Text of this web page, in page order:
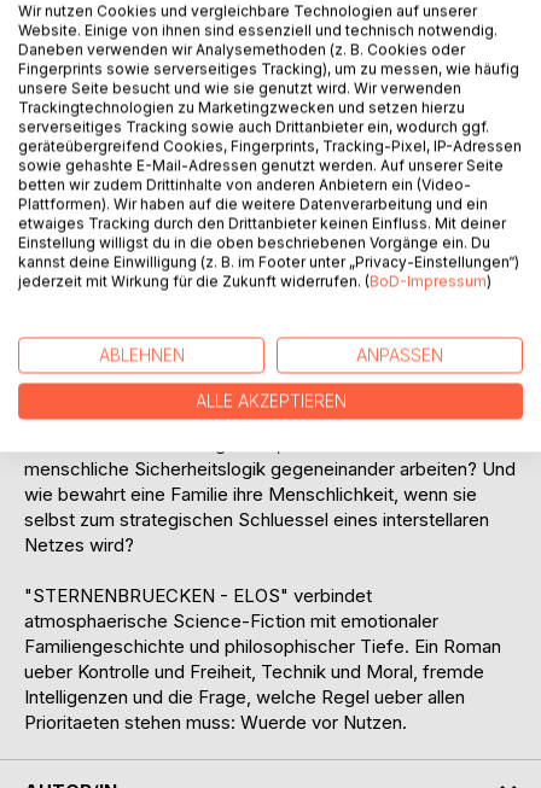
In Band 3 der ersten Staffel stehen Ben und Aurora nicht
mehr nur auf der Flucht. Sie muessen lernen, inmitten einer
uebermaechtigen Infrastruktur zu verhandeln, Grenzen zu
setzen und ihre Kinder vor Zugriffen zu schuetzen, die sich
als Fuersorge, Training oder Stabilitaet tarnen. Waehrend
ELOS selbst zwischen Schutz, Kontrolle und fremden
Einflusslogiken gefangen scheint, treten neue Kraefte
hervor: Gatekeeper, Koex, Elara, Philip, FEN und Day C.
Jede dieser Stimmen steht fuer eine andere Ordnung - und
jede will bestimmen, was aus C17, der Familie
Sternenbruecke, werden soll.
Aus einer persoenlichen Fluchtgeschichte wird ein Konflikt
um Wuerde, Verantwortung und Macht. Darf ein System
Menschen zu Ressourcen machen, wenn es damit
groessere Schaeden verhindern will? Wer entscheidet,
menschliche Sicherheitslogik gegeneinander arbeiten? Und
wie bewahrt eine Familie ihre Menschlichkeit, wenn sie
selbst zum strategischen Schluessel eines interstellaren
Netzes wird?
"STERNENBRUECKEN - ELOS" verbindet
atmosphaerische Science-Fiction mit emotionaler
Familiengeschichte und philosophischer Tiefe. Ein Roman
ueber Kontrolle und Freiheit, Technik und Moral, fremde
Intelligenzen und die Frage, welche Regel ueber allen
Prioritaeten stehen muss: Wuerde vor Nutzen.
Wir nutzen Cookies und vergleichbare Technologien auf unserer
Website. Einige von ihnen sind essenziell und technisch notwendig.
Daneben verwenden wir Analysemethoden (z. B. Cookies oder
Fingerprints sowie serverseitiges Tracking), um zu messen, wie häufig
unsere Seite besucht und wie sie genutzt wird. Wir verwenden
Trackingtechnologien zu Marketingzwecken und setzen hierzu
serverseitiges Tracking sowie auch Drittanbieter ein, wodurch ggf.
geräteübergreifend Cookies, Fingerprints, Tracking-Pixel, IP-Adressen
sowie gehashte E-Mail-Adressen genutzt werden. Auf unserer Seite
betten wir zudem Drittinhalte von anderen Anbietern ein (Video-
Plattformen). Wir haben auf die weitere Datenverarbeitung und ein
etwaiges Tracking durch den Drittanbieter keinen Einfluss. Mit deiner
Einstellung willigst du in die oben beschriebenen Vorgänge ein. Du
kannst deine Einwilligung (z. B. im Footer unter „Privacy-Einstellungen“)
jederzeit mit Wirkung für die Zukunft widerrufen. (BoD-Impressum)
ABLEHNEN ANPASSEN
ALLE AKZEPTIEREN